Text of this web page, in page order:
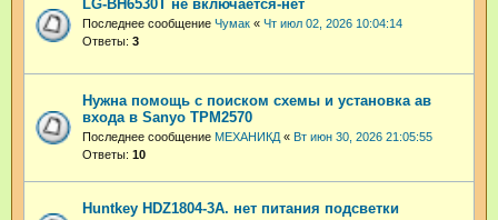
LG-BH6530T не включается-нет
Последнее сообщение Чумак « Чт июл 02, 2026 10:04:14
Ответы: 3
Нужна помощь с поиском схемы и установка ав
входа в Sanyo TPM2570
Последнее сообщение МЕХАНИКД « Вт июн 30, 2026 21:05:55
Ответы: 10
Huntkey HDZ1804-3A. нет питания подсветки